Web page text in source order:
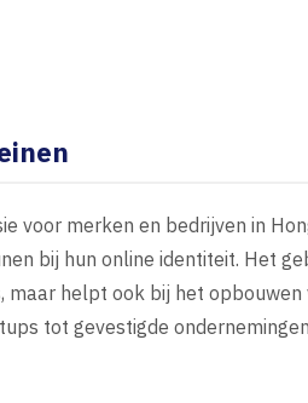
voor merken en bedrijven in
bij hun online identiteit. Het
maar helpt ook bij het
tot gevestigde